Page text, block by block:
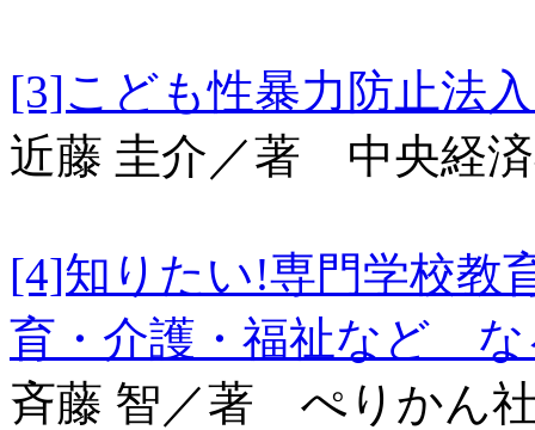
[3]こども性暴力防
近藤 圭介／著 中央経
[4]知りたい!専門学校
育・介護・福祉など
斉藤 智／著 ぺりかん